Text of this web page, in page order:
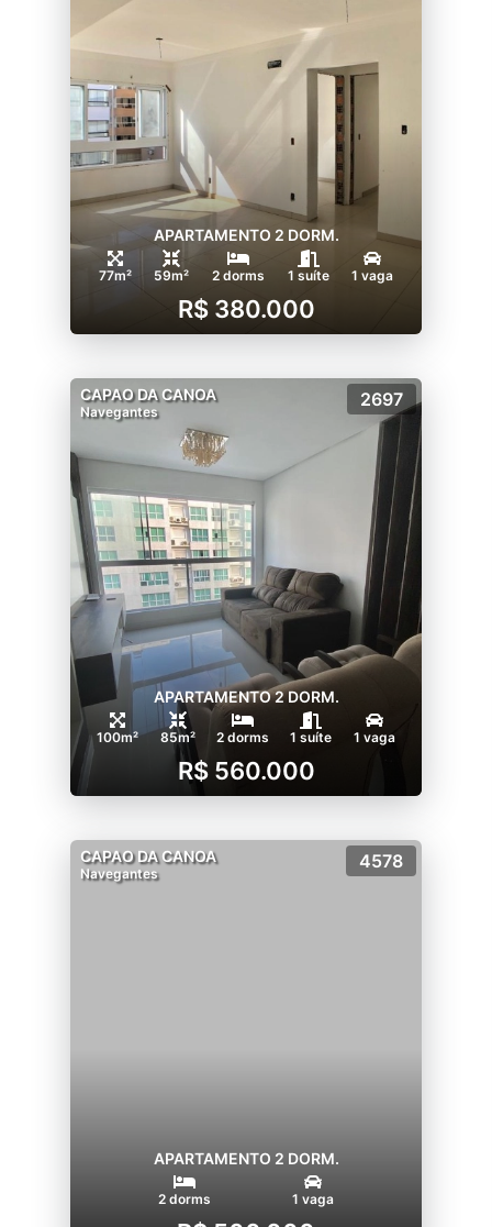
APARTAMENTO 2 DORM.
77m² 59m² 2 dorms 1 suíte 1 vaga
R$ 380.000
CAPAO DA CANOA
Navegantes
2697
APARTAMENTO 2 DORM.
100m² 85m² 2 dorms 1 suíte 1 vaga
R$ 560.000
CAPAO DA CANOA
Navegantes
4578
APARTAMENTO 2 DORM.
2 dorms 1 vaga